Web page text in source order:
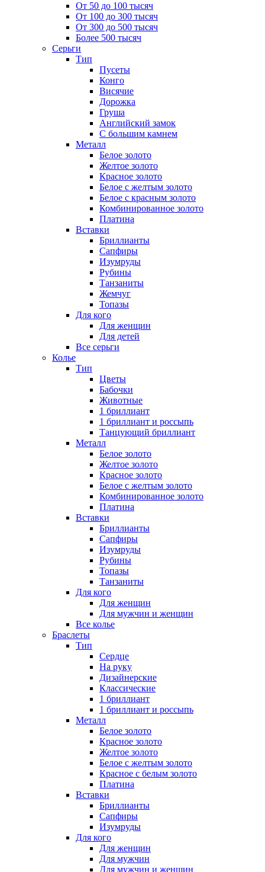
От 50 до 100 тысяч
От 100 до 300 тысяч
От 300 до 500 тысяч
Более 500 тысяч
Серьги
Тип
Пусеты
Конго
Висячие
Дорожка
Груша
Английский замок
С большим камнем
Металл
Белое золото
Желтое золото
Красное золото
Белое с желтым золото
Белое с красным золото
Комбинированное золото
Платина
Вставки
Бриллианты
Сапфиры
Изумруды
Рубины
Танзаниты
Жемчуг
Топазы
Для кого
Для женщин
Для детей
Все серьги
Колье
Тип
Цветы
Бабочки
Животные
1 бриллиант
1 бриллиант и россыпь
Танцующий бриллиант
Металл
Белое золото
Желтое золото
Красное золото
Белое с желтым золото
Комбинированное золото
Платина
Вставки
Бриллианты
Сапфиры
Изумруды
Рубины
Топазы
Танзаниты
Для кого
Для женщин
Для мужчин и женщин
Все колье
Браслеты
Тип
Сердце
На руку
Дизайнерские
Классические
1 бриллиант
1 бриллиант и россыпь
Металл
Белое золото
Красное золото
Желтое золото
Белое с желтым золото
Красное с белым золото
Платина
Вставки
Бриллианты
Сапфиры
Изумруды
Для кого
Для женщин
Для мужчин
Для мужчин и женщин